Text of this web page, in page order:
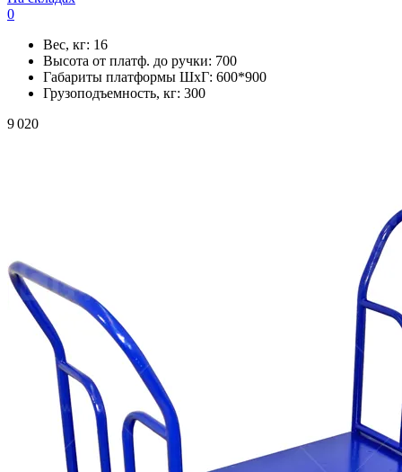
0
Вес, кг: 16
Высота от платф. до ручки: 700
Габариты платформы ШxГ: 600*900
Грузоподъемность, кг: 300
9 020